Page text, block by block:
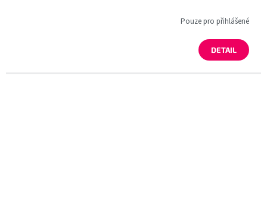
Pouze pro přihlášené
DETAIL